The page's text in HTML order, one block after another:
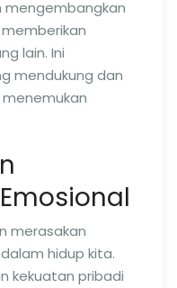
mengembangkan
lain. Ini
mendukung dan
merasakan
hidup kita.
kekuatan pribadi